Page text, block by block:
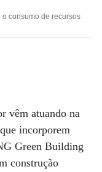
consumo de recursos
vêm atuando na
incorporem
Green Building
construção